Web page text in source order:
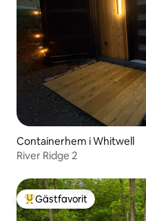
Containerhem i Whitwell
River Ridge 2
Populär gästfavorit
Gästfavorit